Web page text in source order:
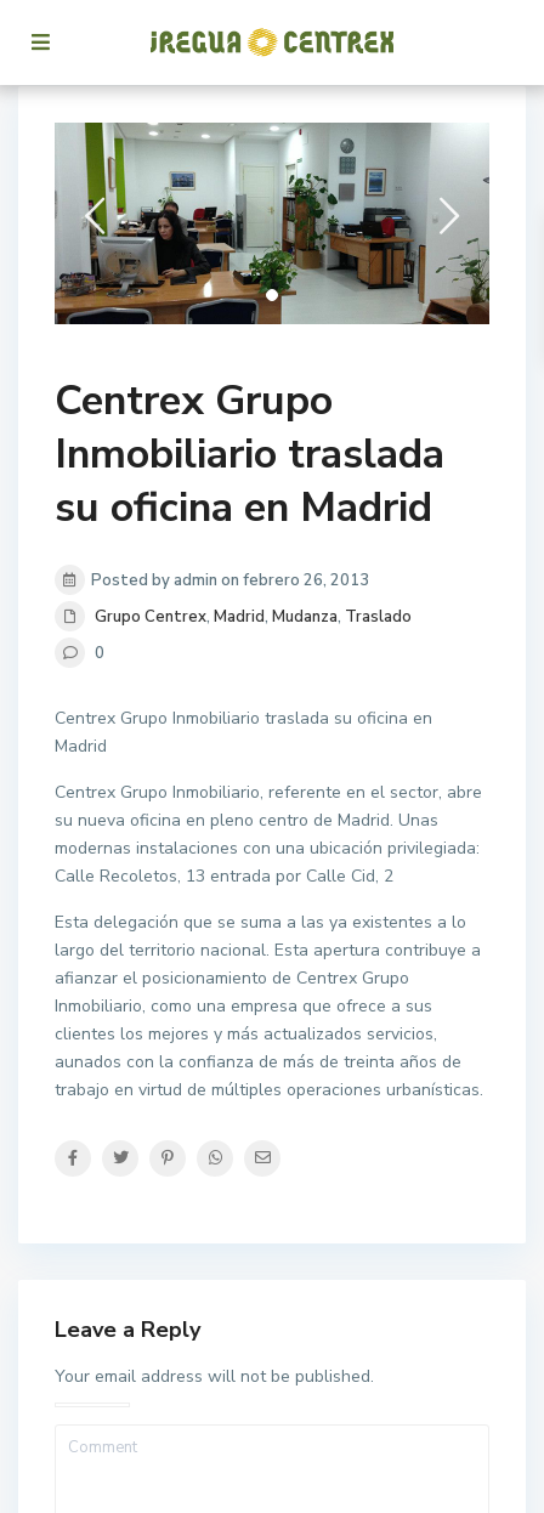
Centrex Grupo
Inmobiliario traslada
su oficina en Madrid
Posted by admin on febrero 26, 2013
Grupo Centrex,Madrid,Mudanza, Traslado
0
Centrex Grupo Inmobiliario traslada su oficina en
Madrid
Centrex Grupo Inmobiliario, referente en el sector, abre
su nueva oficina en pleno centro de Madrid. Unas
modernas instalaciones con una ubicación privilegiada:
Calle Recoletos, 13 entrada por Calle Cid, 2
Esta delegación que se suma a las ya existentes a lo
largo del territorio nacional. Esta apertura contribuye a
afianzar el posicionamiento de Centrex Grupo
Inmobiliario, como una empresa que ofrece a sus
clientes los mejores y más actualizados servicios,
aunados con la confianza de más de treinta años de
trabajo en virtud de múltiples operaciones urbanísticas.
Leave a Reply
Your email address will not be published.